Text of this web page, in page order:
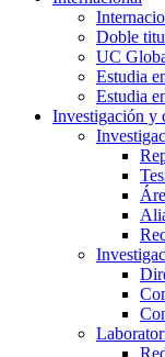
Doble
UC
Estudia
Estudia
Investigación y